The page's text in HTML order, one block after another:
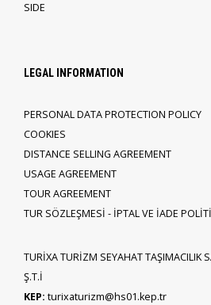
SIDE
LEGAL INFORMATION
PERSONAL DATA PROTECTION POLICY
COOKIES
DISTANCE SELLING AGREEMENT
USAGE AGREEMENT
TOUR AGREEMENT
TUR SÖZLEŞMESİ - İPTAL VE İADE
TURİXA TURİZM SEYAHAT TAŞIMACILIK
Ş.T.İ
KEP: turixaturizm@hs01.kep.tr